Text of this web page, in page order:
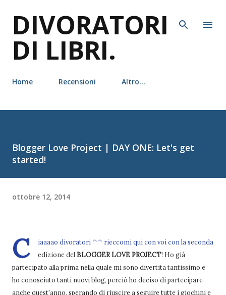
DIVORATORI
DI LIBRI.
Home Recensioni Altro…
Blogger Love Project | DAY ONE: Let's get
started!
ottobre 12, 2014
C
iaaaao divoratori ^^ rieccomi qui con voi con la seconda
edizione del BLOGGER LOVE PROJECT! Ho già
partecipato alla prima nella quale mi sono divertita tantissimo e
ho conosciuto tanti nuovi blog, perciò ho deciso di partecipare
anche quest'anno, sperando di riuscire a seguire tutte i giochini e